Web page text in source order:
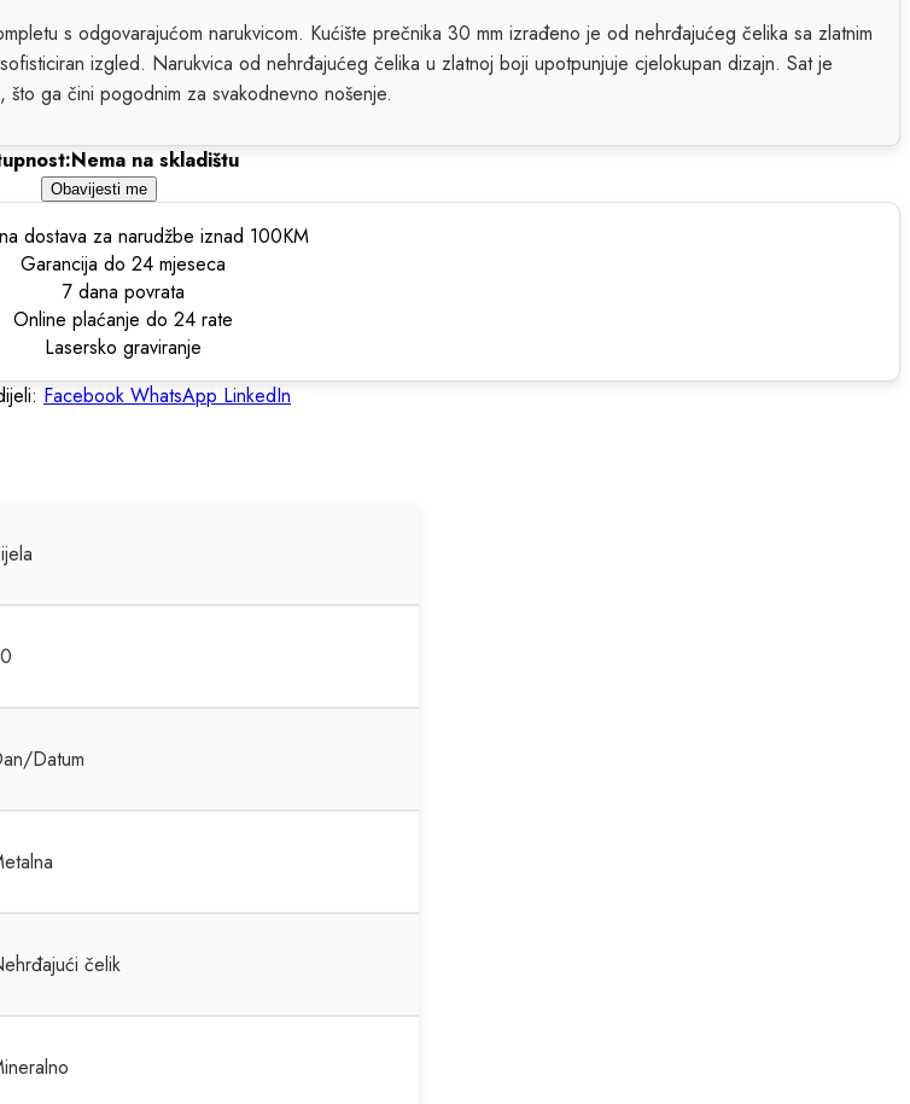
s odgovarajućom narukvicom. Kućište prečnika 30 mm izrađeno je od nehrđajućeg čelika sa zlatnim
izgled. Narukvica od nehrđajućeg čelika u zlatnoj boji upotpunjuje cjelokupan dizajn. Sat je
ga čini pogodnim za svakodnevno nošenje.
Nema na skladištu
Obavijesti me
dostava za narudžbe iznad 100KM
Garancija do 24 mjeseca
7 dana povrata
Online plaćanje do 24 rate
Lasersko graviranje
Facebook WhatsApp LinkedIn
Datum
čelik